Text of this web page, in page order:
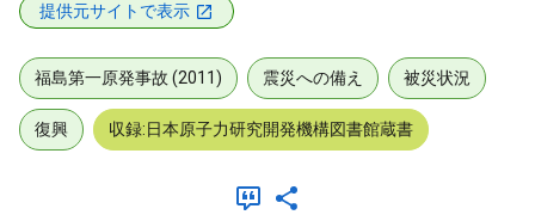
提供元サイトで表示
福島第一原発事故 (2011) 震災への備え 被災状況
復興 収録:日本原子力研究開発機構図書館蔵書